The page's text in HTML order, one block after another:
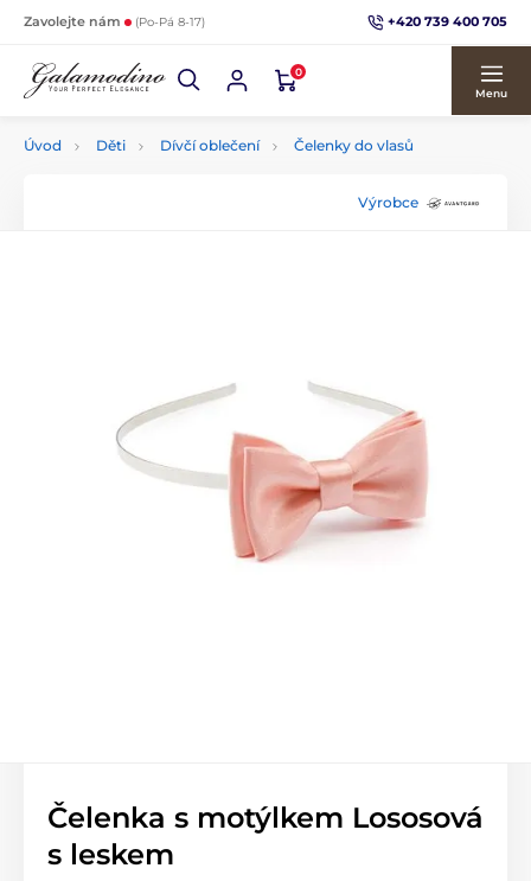
Zavolejte nám (Po-Pá 8-17) +420 739 400 705
0
Menu
Úvod Děti Dívčí oblečení Čelenky do vlasů
Výrobce
Čelenka s motýlkem Lososová
s leskem